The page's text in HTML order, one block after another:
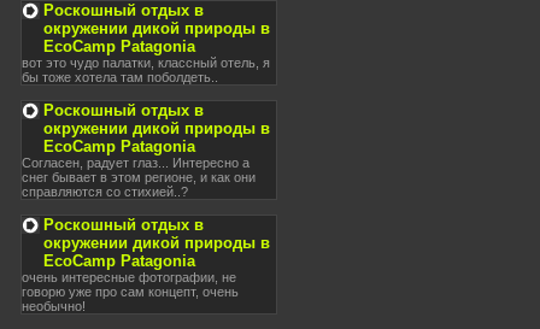
Роскошный отдых в
окружении дикой природы в
EcoCamp Patagonia
вот это чудо палатки, классный отель, я
бы тоже хотела там поболдеть..
Роскошный отдых в
окружении дикой природы в
EcoCamp Patagonia
Согласен, радует глаз... Интересно а
снег бывает в этом регионе, и как они
справляются со стихией..?
Роскошный отдых в
окружении дикой природы в
EcoCamp Patagonia
очень интересные фотографии, не
говорю уже про сам концепт, очень
необычно!